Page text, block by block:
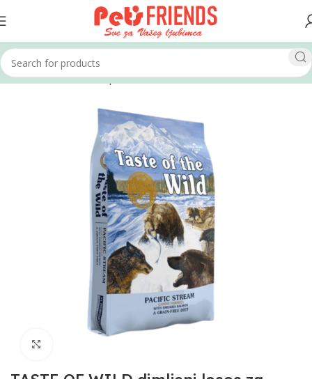
Home Psi Hrana za pse Suha hrana